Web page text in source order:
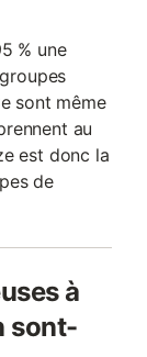
% une
sont même
au
est donc la
de
à
sont-